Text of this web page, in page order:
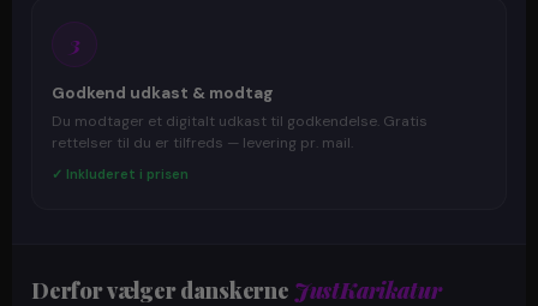
3
Godkend udkast & modtag
Du modtager et digitalt udkast til godkendelse. Gratis
rettelser til du er tilfreds — levering pr. mail.
✓ Inkluderet i prisen
Derfor vælger danskerne JustKarikatur